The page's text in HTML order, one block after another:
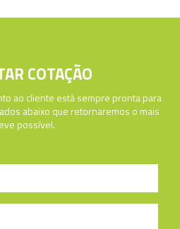
COTAÇÃO
ao cliente está sempre pronta para
abaixo que retornaremos o mais
possível.